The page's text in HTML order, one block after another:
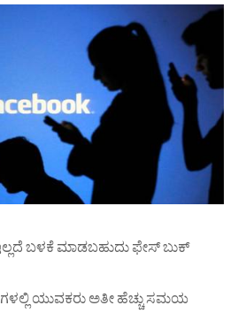
ಬಳಕೆ ಮಾಡಬಹುದು ಫೇಸ್ ಬುಕ್
ಯುವಕರು ಅತೀ ಹೆಚ್ಚು ಸಮಯ